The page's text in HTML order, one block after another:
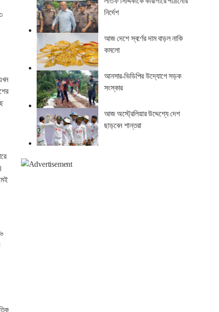
নির্দেশ
আজ দেশে স্বর্ণের দাম বাড়ল নাকি
কমলো
আনসার-ভিডিপির উদ্যোগে সড়ক
সংস্কার
আজ অস্ট্রেলিয়ার উদ্দেশ্যে দেশ
ছাড়বেন শান্তরা